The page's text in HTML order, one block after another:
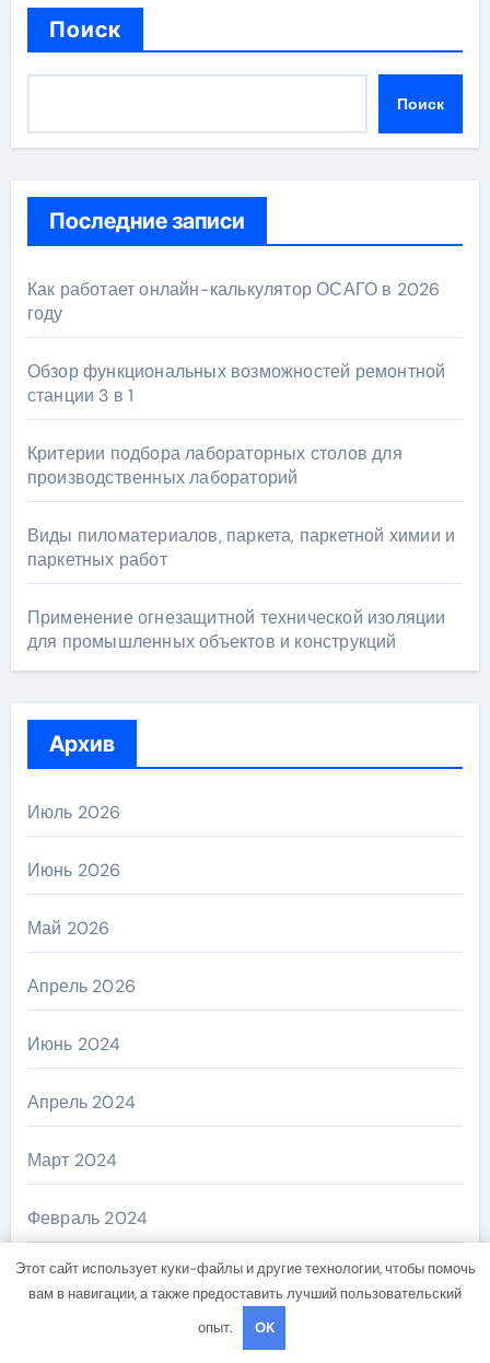
Поиск
Поиск
Последние записи
Как работает онлайн-калькулятор ОСАГО в 2026
году
Обзор функциональных возможностей ремонтной
станции 3 в 1
Критерии подбора лабораторных столов для
производственных лабораторий
Виды пиломатериалов, паркета, паркетной химии и
паркетных работ
Применение огнезащитной технической изоляции
для промышленных объектов и конструкций
Архив
Июль 2026
Июнь 2026
Май 2026
Апрель 2026
Июнь 2024
Апрель 2024
Март 2024
Февраль 2024
Август 2023
Этот сайт использует куки-файлы и другие технологии, чтобы помочь
вам в навигации, а также предоставить лучший пользовательский
опыт.
OK